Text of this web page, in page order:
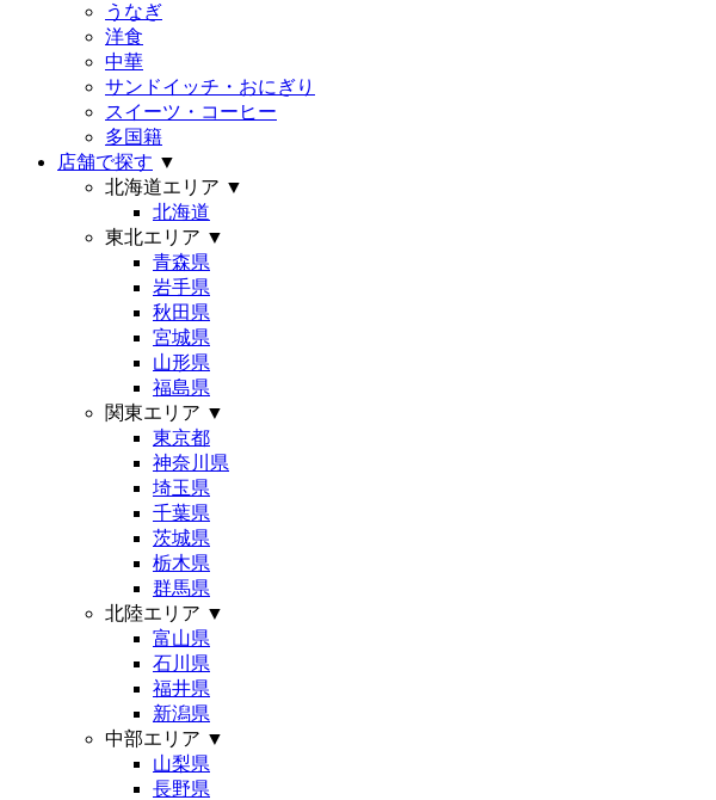
うなぎ
洋食
中華
サンドイッチ・おにぎり
スイーツ・コーヒー
多国籍
店舗で探す ▼
北海道エリア ▼
北海道
東北エリア ▼
青森県
岩手県
秋田県
宮城県
山形県
福島県
関東エリア ▼
東京都
神奈川県
埼玉県
千葉県
茨城県
栃木県
群馬県
北陸エリア ▼
富山県
石川県
福井県
新潟県
中部エリア ▼
山梨県
長野県